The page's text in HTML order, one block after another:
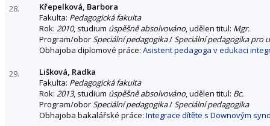
28.
Křepelková, Barbora
Fakulta: Pedagogická fakulta
Rok: 2010, studium úspěšně absolvováno, udělen titul: Mgr.
Program/oborSpeciální pedagogika/Speciální pedagogika pro
Obhajoba diplomové práce: Asistent pedagoga v edukaci
29.
Lišková, Radka
Fakulta: Pedagogická fakulta
Rok: 2013, studium úspěšně absolvováno, udělen titul: Bc.
Program/oborSpeciální pedagogika/Speciální pedagogika
Obhajoba bakalářské práce: Integrace dítěte s Downovým